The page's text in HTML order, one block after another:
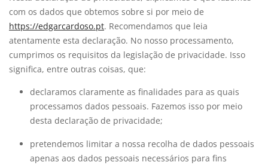
com os dados que obtemos sobre si por meio de
https://edgarcardoso.pt. Recomendamos que leia
atentamente esta declaração. No nosso processamento,
cumprimos os requisitos da legislação de privacidade. Isso
significa, entre outras coisas, que:
declaramos claramente as finalidades para as quais
processamos dados pessoais. Fazemos isso por meio
desta declaração de privacidade;
pretendemos limitar a nossa recolha de dados pessoais
apenas aos dados pessoais necessários para fins